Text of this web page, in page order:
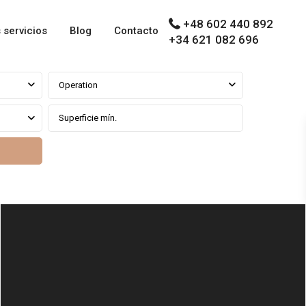
servicios Blog Contacto
+48 602 440 892
+34 621 082 696
Operation